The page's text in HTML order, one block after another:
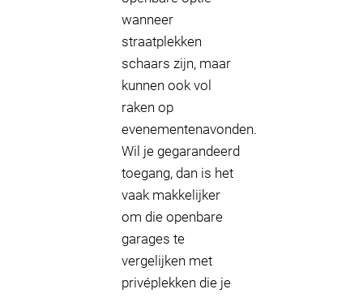
wanneer
straatplekken
schaars zijn, maar
kunnen ook vol
raken op
evenementenavonden.
Wil je gegarandeerd
toegang, dan is het
vaak makkelijker
om die openbare
garages te
vergelijken met
privéplekken die je